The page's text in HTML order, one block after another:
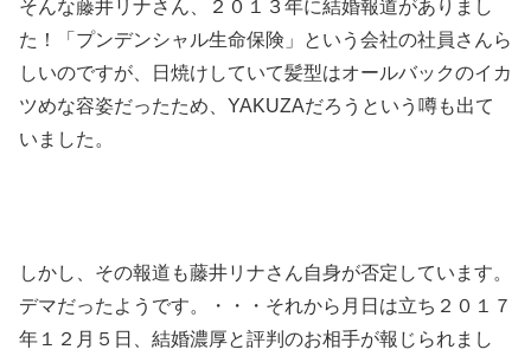
そんな藤井リナさん、２０１３年に結婚報道がありまし
た！「プンデンシャル生命保険」という会社の社員さんら
しいのですが、日焼けしていて髪型はオールバックのイカ
ツめな容姿だったため、YAKUZAだろうという噂も出て
いました。
しかし、その報道も藤井リナさん自身が否定しています。
デマだったようです。・・・それから月日は立ち２０１７
年１２月５日、結婚濃厚と評判のお相手が報じられまし